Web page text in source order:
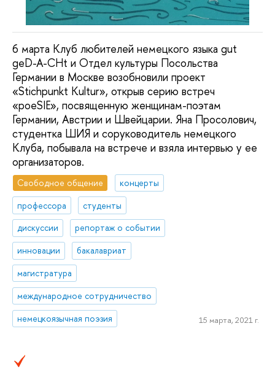
6 марта Клуб любителей немецкого языка gut
geD-A-CHt и Отдел культуры Посольства
Германии в Москве возобновили проект
«Stichpunkt Kultur», открыв серию встреч
«poeSIE», посвященную женщинам-поэтам
Германии, Австрии и Швейцарии. Яна Просолович,
студентка ШИЯ и соруководитель немецкого
Клуба, побывала на встрече и взяла интервью у ее
организаторов.
Свободное общение
концерты
профессора
студенты
дискуссии
репортаж о событии
инновации
бакалавриат
магистратура
международное сотрудничество
немецкоязычная поэзия
15 марта, 2021 г.